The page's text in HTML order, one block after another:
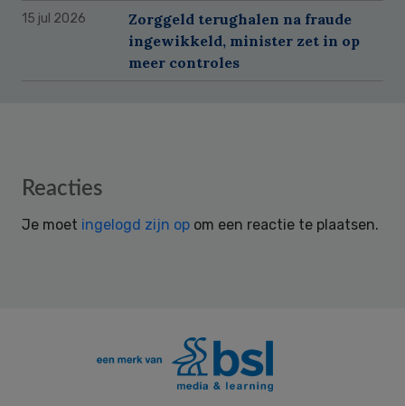
15 jul 2026
Zorggeld terughalen na fraude
ingewikkeld, minister zet in op
meer controles
Reader
Reacties
Je moet ingelogd zijn op om een reactie te plaatsen.